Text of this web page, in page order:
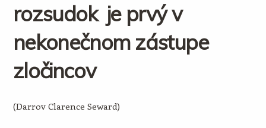
rozsudok je prvý v
nekonečnom zástupe
zločincov
(Darrov Clarence Seward)